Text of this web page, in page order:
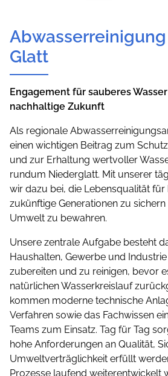
Glatt
Engagement für sauberes
nachhaltige Zukunft
Als regionale
einen wichtigen Beitrag zum
und zur Erhaltung wertvoller
rundum Niederglatt. Mit unserer
wir dazu bei, die Lebensqualität für
zukünftige Generationen zu
Umwelt zu bewahren.
Unsere zentrale Aufgabe besteht
Haushalten, Gewerbe und
zubereiten und zu reinigen, bevor
natürlichen Wasserkreislauf
kommen moderne technische
Verfahren sowie das Fachwissen
Teams zum Einsatz. Tag für Tag
hohe Anforderungen an Qualität,
Umwelt­ver­träglichkeit erfüllt
Prozesse laufend weiterentwickelt